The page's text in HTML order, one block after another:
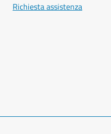
Richiesta assistenza